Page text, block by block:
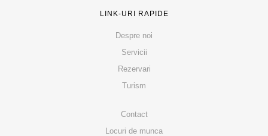
LINK-URI RAPIDE
Despre noi
Servicii
Rezervari
Turism
Contact
Locuri de munca